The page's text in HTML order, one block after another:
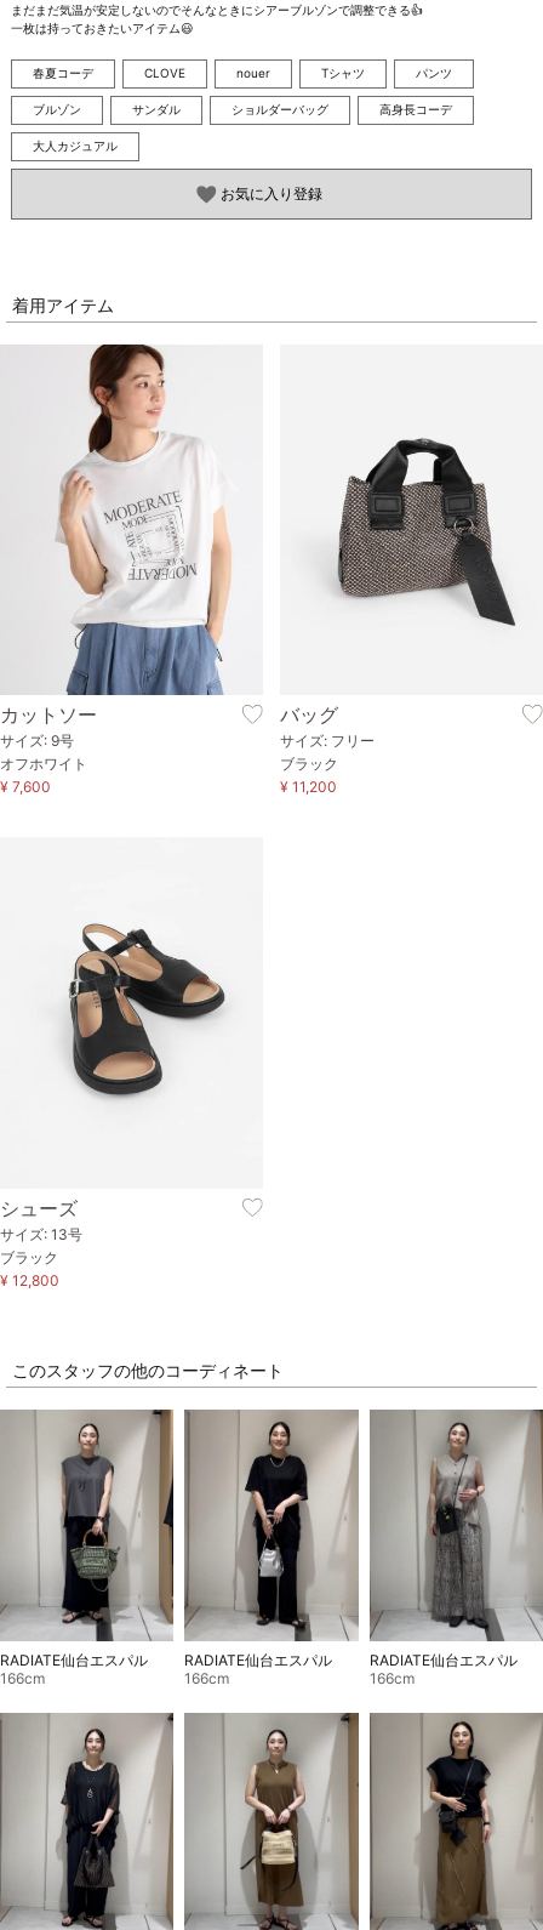
まだまだ気温が安定しないのでそんなときにシアーブルゾンで調整できる👍
一枚は持っておきたいアイテム😃
春夏コーデ CLOVE nouer Tシャツ パンツ
ブルゾン サンダル ショルダーバッグ 高身長コーデ
大人カジュアル
お気に入り登録
着用アイテム
カットソー
サイズ: 9号
オフホワイト
¥ 7,600
バッグ
サイズ: フリー
ブラック
¥ 11,200
シューズ
サイズ: 13号
ブラック
¥ 12,800
このスタッフの他のコーディネート
RADIATE仙台エスパル
166cm
RADIATE仙台エスパル
166cm
RADIATE仙台エスパル
166cm